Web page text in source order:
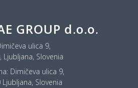
GROUP d.o.o.
ulica 9,
Ljubljana, Slovenia
Dimičeva ulica 9,
Ljubljana, Slovenia